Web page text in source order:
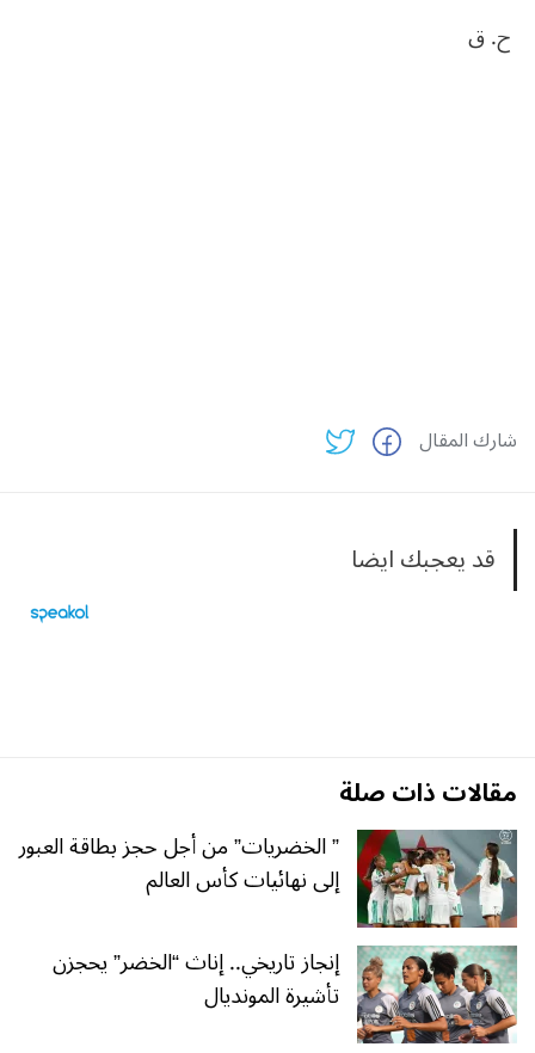
ح‮. ‬ق‮ ‬
شارك المقال
قد يعجبك ايضا
مقالات ذات صلة
” الخضريات” من أجل حجز بطاقة العبور
إلى نهائيات كأس العالم
إنجاز تاريخي.. إناث “الخضر” يحجزن
تأشيرة المونديال